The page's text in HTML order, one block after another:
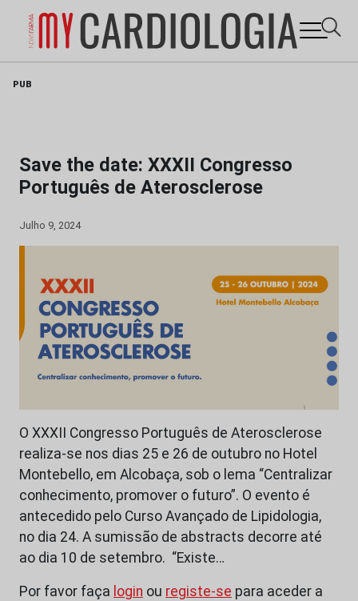
PUB
Save the date: XXXII Congresso
Português de Aterosclerose
Julho 9, 2024
O XXXII Congresso Português de Aterosclerose
realiza-se nos dias 25 e 26 de outubro no Hotel
Montebello, em Alcobaça, sob o lema “Centralizar
conhecimento, promover o futuro”. O evento é
antecedido pelo Curso Avançado de Lipidologia,
no dia 24. A sumissão de abstracts decorre até
ao dia 10 de setembro. “Existe…
Por favor faça login ou registe-se para aceder a